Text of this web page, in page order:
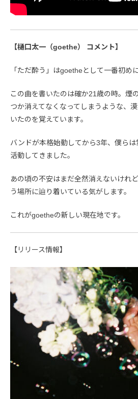
【樋口太一（goethe） コメント】
「ただ酔う」はgoetheとして一番初め
この曲を書いたのは確か21歳の時。煙
つか消えてなくなってしまうような、
いたのを覚えています。
バンドが本格始動してから3年、僕ら
活動してきました。
あの頃の不安はまだ全然消えないけれ
う場所に辿り着いている気がします。
これがgoetheの新しい現在地です。
【リリース情報】